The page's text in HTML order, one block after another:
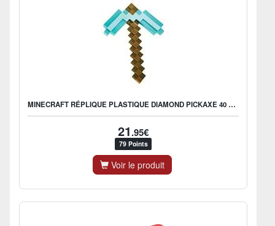
MINECRAFT RÉPLIQUE PLASTIQUE DIAMOND PICKAXE 40 CM
21.95€
79 Points
Voir le produit